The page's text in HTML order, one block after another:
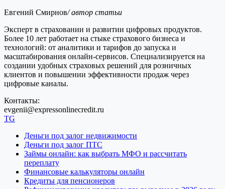
Евгений Смирнов/ автор статьи
Эксперт в страховании и развитии цифровых продуктов.
Более 10 лет работает на стыке страхового бизнеса и
технологий: от аналитики и тарифов до запуска и
масштабирования онлайн-сервисов. Специализируется на
создании удобных страховых решений для розничных
клиентов и повышении эффективности продаж через
цифровые каналы.
Контакты:
evgenii@expressonlinecredit.ru
TG
Деньги под залог недвижимости
Деньги под залог ПТС
Займы онлайн: как выбрать МФО и рассчитать
переплату
Финансовые калькуляторы онлайн
Кредиты для пенсионеров